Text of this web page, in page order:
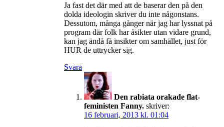
Ja fast det där med att de baserar den på den
dolda ideologin skriver du inte någonstans.
Dessutom, många gånger när jag har lyssnat på
program där folk har åsikter utan vidare grund,
kan jag ändå få insikter om samhället, just för
HUR de uttrycker sig.
Svara
Den rabiata orakade flat-
feministen Fanny. skriver:
16 februari, 2013 kl. 01:04